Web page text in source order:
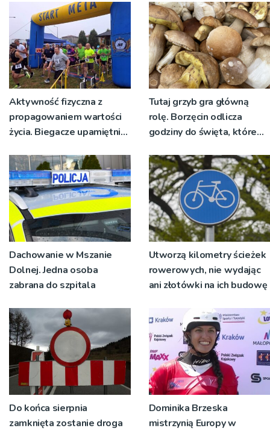
żywo [ZDJĘCIA]
Aktywność fizyczna z
propagowaniem wartości
życia. Biegacze upamiętnili
Tutaj grzyb gra główną
rolę. Borzęcin odlicza
godziny do święta, które
pokoleń
Dachowanie w Mszanie
Dolnej. Jedna osoba
zabrana do szpitala
Utworzą kilometry ścieżek
rowerowych, nie wydając
ani złotówki na ich budowę
Do końca sierpnia
zamknięta zostanie droga
Dominika Brzeska
mistrzynią Europy w